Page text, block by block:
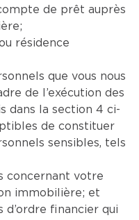
de prêt auprès
résidence
que vous nous
de l’exécution des
dans la section 4 ci-
de constituer
sensibles, tels
concernant votre
immobilière; et
d’ordre financier qui